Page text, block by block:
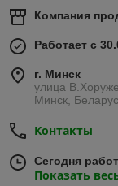
Компания
Работает с
г. Минск
улица
Минск,
Контакты
Сегодня
Показать